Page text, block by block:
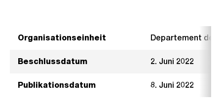
Organisationseinheit Departement der
Beschlussdatum 2. Juni 2022
Publikationsdatum 8. Juni 2022